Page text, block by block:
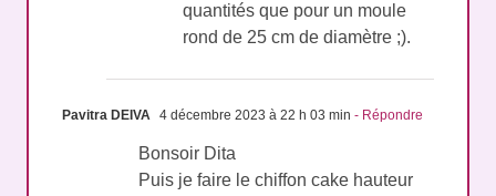
quantités que pour un moule
rond de 25 cm de diamètre ;).
Pavitra DEIVA 4 décembre 2023 à 22 h 03 min - Répondre
Bonsoir Dita
Puis je faire le chiffon cake hauteur